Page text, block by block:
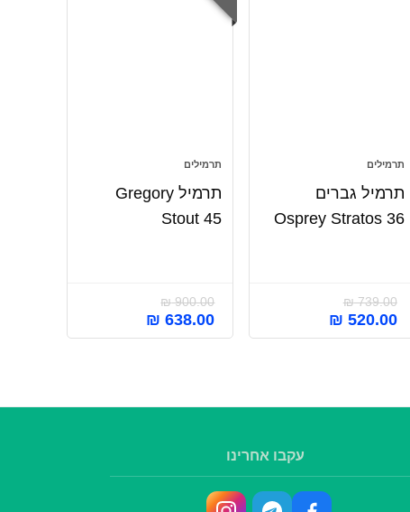
תרמילים
תרמיל גברים
Osprey Stratos 36
₪739.00
₪ 520.00
תרמילים
תרמיל Gregory
Stout 45
₪900.00
₪ 638.00
עקבו אחרינו